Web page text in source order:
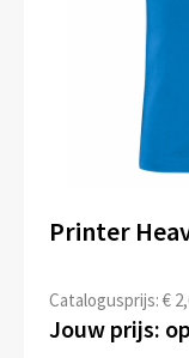
Printer
Catalogusprijs: €
Jouw prijs: